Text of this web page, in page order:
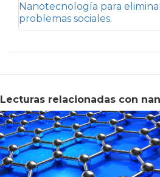
Nanotecnología para
problemas sociales.
Lecturas relacionadas con